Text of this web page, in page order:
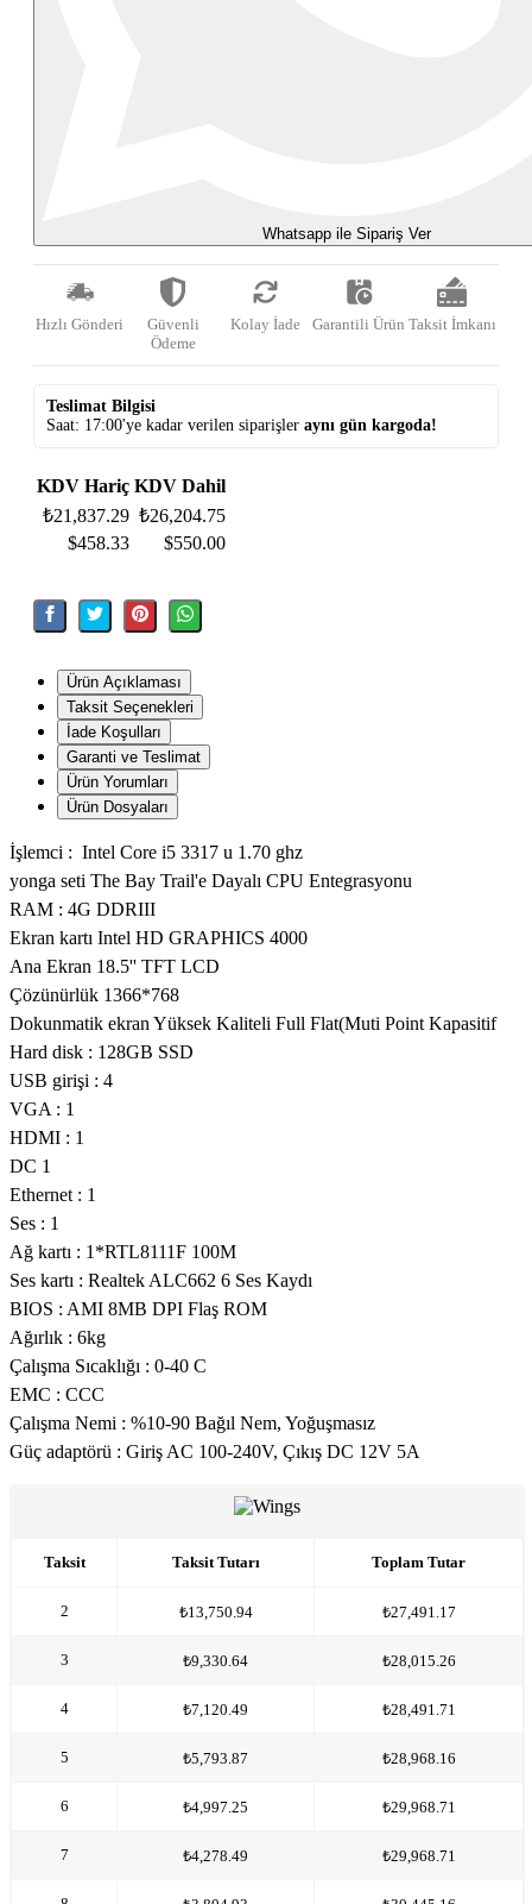
Whatsapp ile Sipariş Ver
Hızlı Gönderi
Güvenli
Ödeme
Kolay İade Garantili Ürün Taksit İmkanı
Teslimat Bilgisi
Saat: 17:00'ye kadar verilen siparişler aynı gün kargoda!
KDV Hariç KDV Dahil
₺21,837.29 ₺26,204.75
$458.33
$550.00
Ürün Açıklaması
Taksit Seçenekleri
İade Koşulları
Garanti ve Teslimat
Ürün Yorumları
Ürün Dosyaları
İşlemci : Intel Core i5 3317 u 1.70 ghz
yonga seti The Bay Trail'e Dayalı CPU Entegrasyonu
RAM : 4G DDRIII
Ekran kartı Intel HD GRAPHICS 4000
Ana Ekran 18.5'' TFT LCD
Çözünürlük 1366*768
Dokunmatik ekran Yüksek Kaliteli Full Flat(Muti Point Kapasitif
Hard disk : 128GB SSD
USB girişi : 4
VGA : 1
HDMI : 1
DC 1
Ethernet : 1
Ses : 1
Ağ kartı : 1*RTL8111F 100M
Ses kartı : Realtek ALC662 6 Ses Kaydı
BIOS : AMI 8MB DPI Flaş ROM
Ağırlık : 6kg
Çalışma Sıcaklığı : 0-40 C
EMC : CCC
Çalışma Nemi : %10-90 Bağıl Nem, Yoğuşmasız
Güç adaptörü : Giriş AC 100-240V, Çıkış DC 12V 5A
Taksit Taksit Tutarı Toplam Tutar
2 ₺13,750.94 ₺27,491.17
3 ₺9,330.64 ₺28,015.26
4 ₺7,120.49 ₺28,491.71
5 ₺5,793.87 ₺28,968.16
6 ₺4,997.25 ₺29,968.71
7 ₺4,278.49 ₺29,968.71